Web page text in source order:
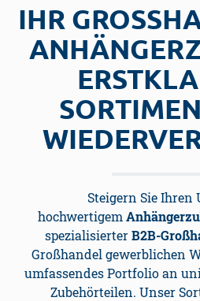
IHR
Steigern Sie Ihren
hochwertigem
spezialisierterB2B-
Großhandel gewerblichen
umfassendes Portfolio an
Zubehörteilen. Unser